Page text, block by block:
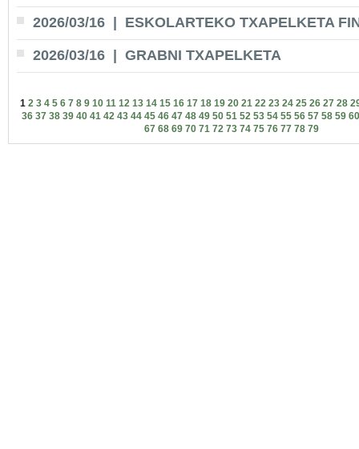
2026/03/16 | ESKOLARTEKO TXAPELKETA
2026/03/16 | GRABNI TXAPELKETA
12 3 4 5 6 7 8 9 10 11 12 13 14 15 16 17 18 19 20 21 22 23 24 25 26 27 28
36 37 38 39 40 41 42 43 44 45 46 47 48 49 50 51 52 53 54 55 56 57 58 59
67 68 69 70 71 72 73 74 75 76 77 78 79